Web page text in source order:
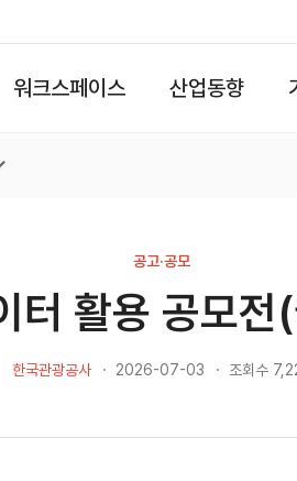
워크스페이스 산업동향
공고·공모
활용 공모전(
한국관광공사 2026-07-03 조회수